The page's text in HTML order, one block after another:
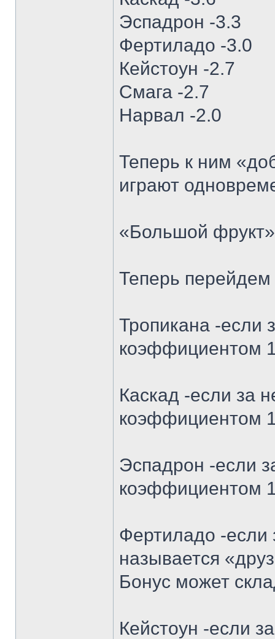
Эспадрон -3.3
Фертиладо -3.0
Кейстоун -2.7
Смага -2.7
Нарвал -2.0
Теперь к ним
играют
«Большой
Теперь
Тропикана -если
коэффициентом
Каскад -если за
коэффициентом
Эспадрон -если
коэффициентом
Фертиладо -если
называется
Бонус может
Кейстоун -если